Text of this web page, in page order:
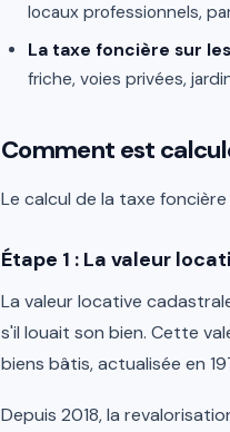
locaux professionnels,
La taxe foncière sur
friche, voies privées,
Comment est
Le calcul de la taxe
Étape 1 : La valeur
La valeur locative
s'il louait son bien. Cette
biens bâtis, actualisée en
Depuis 2018, la